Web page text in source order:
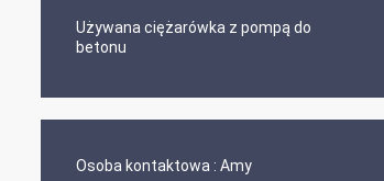
Używana ciężarówka z pompą do
betonu
Osoba kontaktowa : Amy